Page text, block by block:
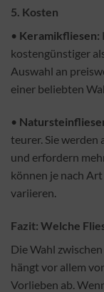
5. Kosten
• Keramikfliesen:
kostengünstiger
Auswahl an
einer beliebten
•
teurer. Sie werden
und erfordern
können je nach
variieren.
Fazit: Welche
Die Wahl
hängt vor allem
Vorlieben ab.